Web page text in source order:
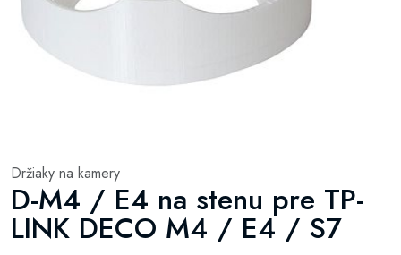
Držiaky na kamery
D-M4 / E4 na stenu pre TP-
LINK DECO M4 / E4 / S7